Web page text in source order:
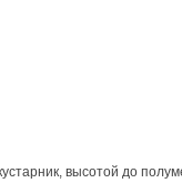
высотой до